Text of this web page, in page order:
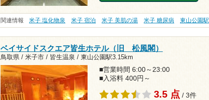
関連情報 米子 塩化物泉 米子 宿泊 米子 美肌の湯 米子 糖尿病 東山公園駅
ベイサイドスクエア皆生ホテル（旧 松風閣）
鳥取県 / 米子市 / 皆生温泉 / 東山公園駅3.15km
■営業時間 6:00～23:00
■入浴料 400円～
3.5 点 / 3件